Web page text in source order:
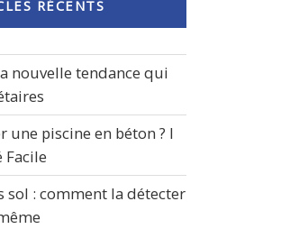
RÉCENTS
nouvelle tendance qui
une piscine en béton ? I
Facile
sol : comment la détecter